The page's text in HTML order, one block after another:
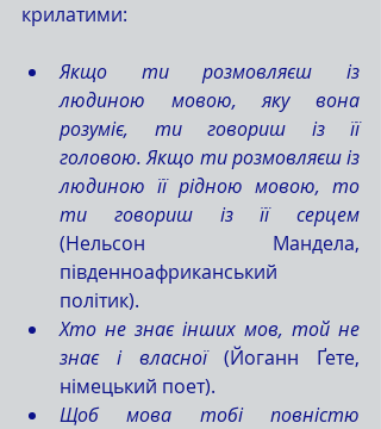
крилатими:
Якщо ти розмовляєш із
людиною мовою, яку вона
розуміє, ти говориш із її
головою. Якщо ти розмовляєш із
людиною її рідною мовою, то
ти говориш із її серцем
(Нельсон Мандела,
південноафриканський
політик).
Хто не знає інших мов, той не
знає і власної (Йоганн Ґете,
німецький поет).
Щоб мова тобі повністю